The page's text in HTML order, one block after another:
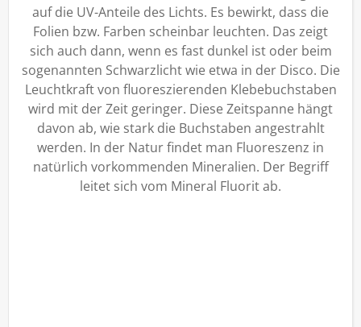
auf die UV-Anteile des Lichts. Es bewirkt, dass die
Folien bzw. Farben scheinbar leuchten. Das zeigt
sich auch dann, wenn es fast dunkel ist oder beim
sogenannten Schwarzlicht wie etwa in der Disco. Die
Leuchtkraft von fluoreszierenden Klebebuchstaben
wird mit der Zeit geringer. Diese Zeitspanne hängt
davon ab, wie stark die Buchstaben angestrahlt
werden. In der Natur findet man Fluoreszenz in
natürlich vorkommenden Mineralien. Der Begriff
leitet sich vom Mineral Fluorit ab.